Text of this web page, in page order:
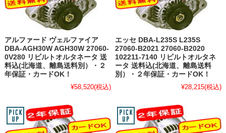
アルファード ヴェルファイア
DBA-AGH30W AGH30W 27060-
0V280 リビルトオルタネータ 送
料込(北海道、離島送料別）・２
年保証・カードOK！
¥58,520(税込)
エッセ DBA-L235S L235S
27060-B2021 27060-B2020
102211-7140 リビルトオルタネ
ータ 送料込(北海道、離島送料
別）・２年保証・カードOK！
¥28,215(税込)